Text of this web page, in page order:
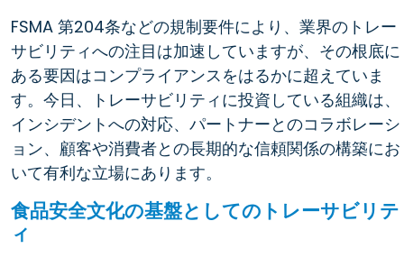
FSMA 第204条などの規制要件により、業界のトレー
サビリティへの注目は加速していますが、その根底に
ある要因はコンプライアンスをはるかに超えていま
す。今日、トレーサビリティに投資している組織は、
インシデントへの対応、パートナーとのコラボレーシ
ョン、顧客や消費者との長期的な信頼関係の構築にお
いて有利な立場にあります。
食品安全文化の基盤としてのトレーサビリテ
ィ